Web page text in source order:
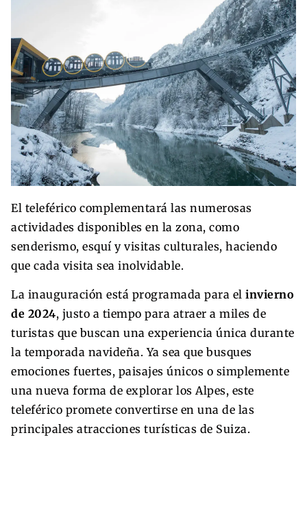
El teleférico complementará las numerosas
actividades disponibles en la zona, como
senderismo, esquí y visitas culturales, haciendo
que cada visita sea inolvidable.
La inauguración está programada para el invierno
de 2024, justo a tiempo para atraer a miles de
turistas que buscan una experiencia única durante
la temporada navideña. Ya sea que busques
emociones fuertes, paisajes únicos o simplemente
una nueva forma de explorar los Alpes, este
teleférico promete convertirse en una de las
principales atracciones turísticas de Suiza.